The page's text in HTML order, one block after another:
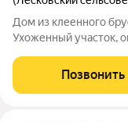
Дом из клеенного
Ухоженный участок,
Отопление газовое,
Водоснабжение-
Позвонить